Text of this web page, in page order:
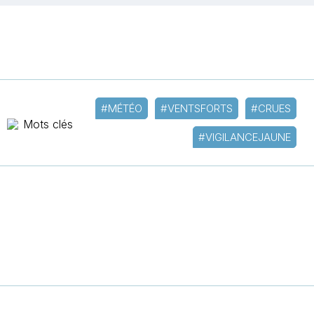
Mots clés
#MÉTÉO #VENTSFORTS #CRUES
#VIGILANCEJAUNE